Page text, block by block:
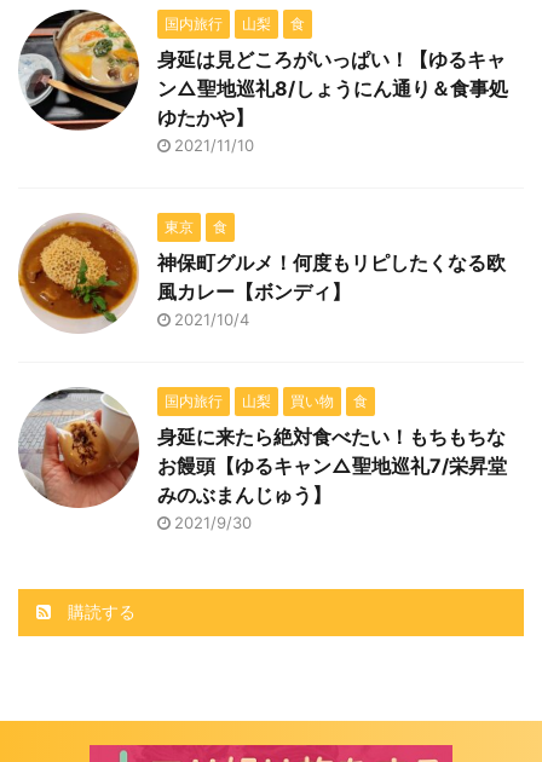
国内旅行 山梨 食
身延は見どころがいっぱい！【ゆるキャ
ン△聖地巡礼8/しょうにん通り＆食事処
ゆたかや】
2021/11/10
東京 食
神保町グルメ！何度もリピしたくなる欧
風カレー【ボンディ】
2021/10/4
国内旅行 山梨 買い物 食
身延に来たら絶対食べたい！もちもちな
お饅頭【ゆるキャン△聖地巡礼7/栄昇堂
みのぶまんじゅう】
2021/9/30
購読する